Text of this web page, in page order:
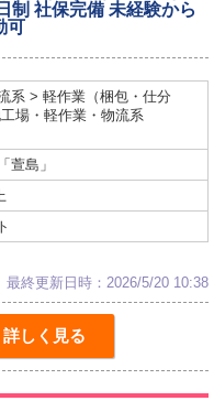
制 社保完備 未経験から
可
系 > 軽作業（梱包・仕分
場・軽作業・物流系
「萱島」
最終更新日時：2026/5/20 10:38
詳しく見る